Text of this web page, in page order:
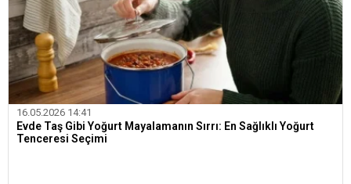
16.05.2026 14:41
Evde Taş Gibi Yoğurt Mayalamanın Sırrı: En Sağlıklı Yoğurt
Tenceresi Seçimi